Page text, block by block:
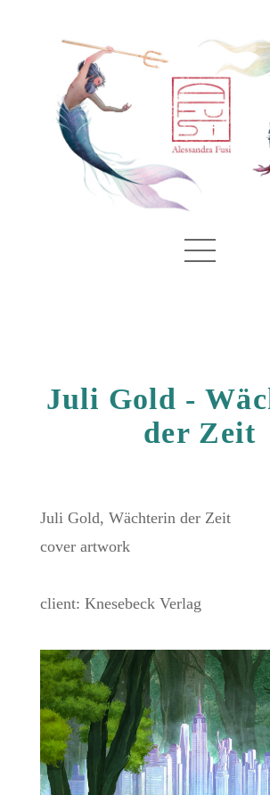
Juli Gold -
der Zeit
Juli Gold, Wächterin der Zeit
cover artwork
client: Knesebeck Verlag